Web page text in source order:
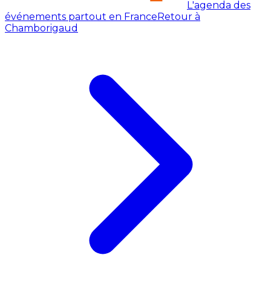
L'agenda des
événements partout en FranceRetour à
Chamborigaud